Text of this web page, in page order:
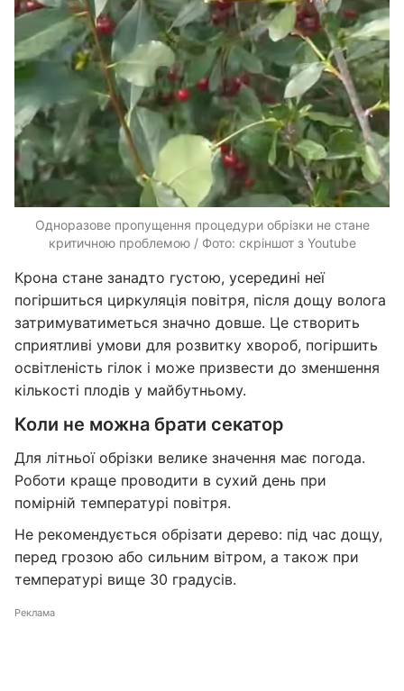
Одноразове пропущення процедури обрізки не стане
критичною проблемою / Фото: скріншот з Youtube
Крона стане занадто густою, усередині неї
погіршиться циркуляція повітря, після дощу волога
затримуватиметься значно довше. Це створить
сприятливі умови для розвитку хвороб, погіршить
освітленість гілок і може призвести до зменшення
кількості плодів у майбутньому.
Коли не можна брати секатор
Для літньої обрізки велике значення має погода.
Роботи краще проводити в сухий день при
помірній температурі повітря.
Не рекомендується обрізати дерево: під час дощу,
перед грозою або сильним вітром, а також при
температурі вище 30 градусів.
Реклама